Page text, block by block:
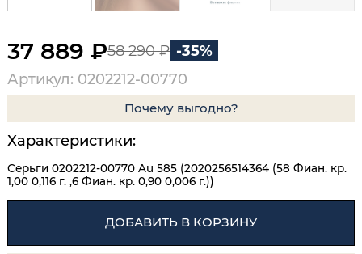
37 889 ₽58 290 ₽ -35%
Артикул: 0202212-00770
Почему выгодно?
Характеристики:
Серьги 0202212-00770 Au 585 (2020256514364 (58 Фиан. кр.
1,00 0,116 г. ,6 Фиан. кр. 0,90 0,006 г.))
ДОБАВИТЬ В КОРЗИНУ